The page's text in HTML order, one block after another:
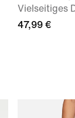
Vielseitiges
47,99 €